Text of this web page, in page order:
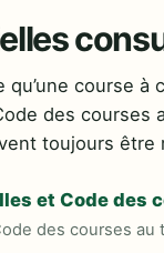
qu’une course
des courses
toujours être
et Code des
des courses